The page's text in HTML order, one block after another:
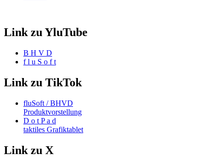
Link zu YluTube
B H V D
f l u S o f t
Link zu TikTok
fluSoft / BHVD
Produktvorstellung
D o t P a d
taktiles Grafiktablet
Link zu X